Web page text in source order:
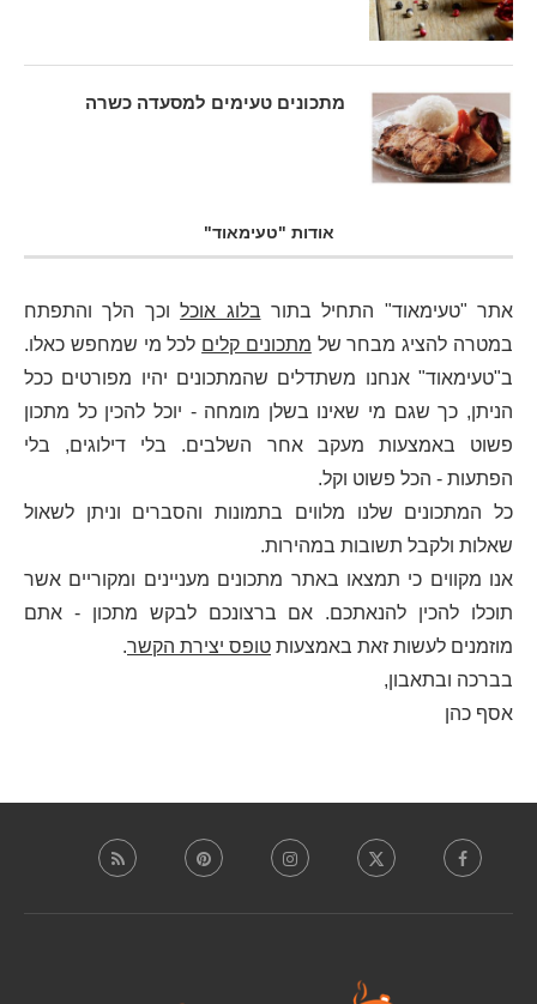
מתכונים טעימים למסעדה כשרה
אודות "טעימאוד"
אתר "טעימאוד" התחיל בתור בלוג אוכלוכך הלך והתפתח
במטרה להציג מבחר של מתכונים קלים לכל מי שמחפש כאלו.
ב"טעימאוד" אנחנו משתדלים שהמתכונים יהיו מפורטים ככל
הניתן, כך שגם מי שאינו בשלן מומחה - יוכל להכין כל מתכון
פשוט באמצעות מעקב אחר השלבים. בלי דילוגים, בלי
הפתעות - הכל פשוט וקל.
כל המתכונים שלנו מלווים בתמונות והסברים וניתן לשאול
שאלות ולקבל תשובות במהירות.
אנו מקווים כי תמצאו באתר מתכונים מעניינים ומקוריים אשר
תוכלו להכין להנאתכם. אם ברצונכם לבקש מתכון - אתם
מוזמנים לעשות זאת באמצעות טופס יצירת הקשר.
בברכה ובתאבון,
אסף כהן